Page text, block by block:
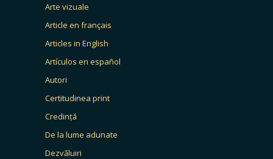
Arte vizuale
Article en français
Articles in English
Artículos en español
Autori
Certitudinea print
Credință
De la lume adunate
Dezvăluiri